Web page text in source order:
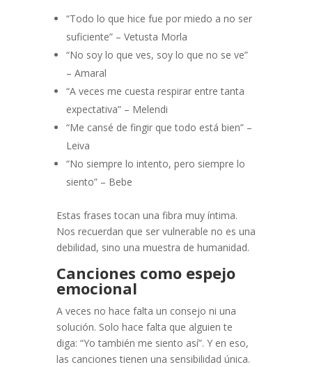
“Todo lo que hice fue por miedo a no ser
suficiente” – Vetusta Morla
“No soy lo que ves, soy lo que no se ve”
– Amaral
“A veces me cuesta respirar entre tanta
expectativa” – Melendi
“Me cansé de fingir que todo está bien” –
Leiva
“No siempre lo intento, pero siempre lo
siento” – Bebe
Estas frases tocan una fibra muy íntima.
Nos recuerdan que ser vulnerable no es una
debilidad, sino una muestra de humanidad.
Canciones como espejo
emocional
A veces no hace falta un consejo ni una
solución. Solo hace falta que alguien te
diga: “Yo también me siento así”. Y en eso,
las canciones tienen una sensibilidad única.